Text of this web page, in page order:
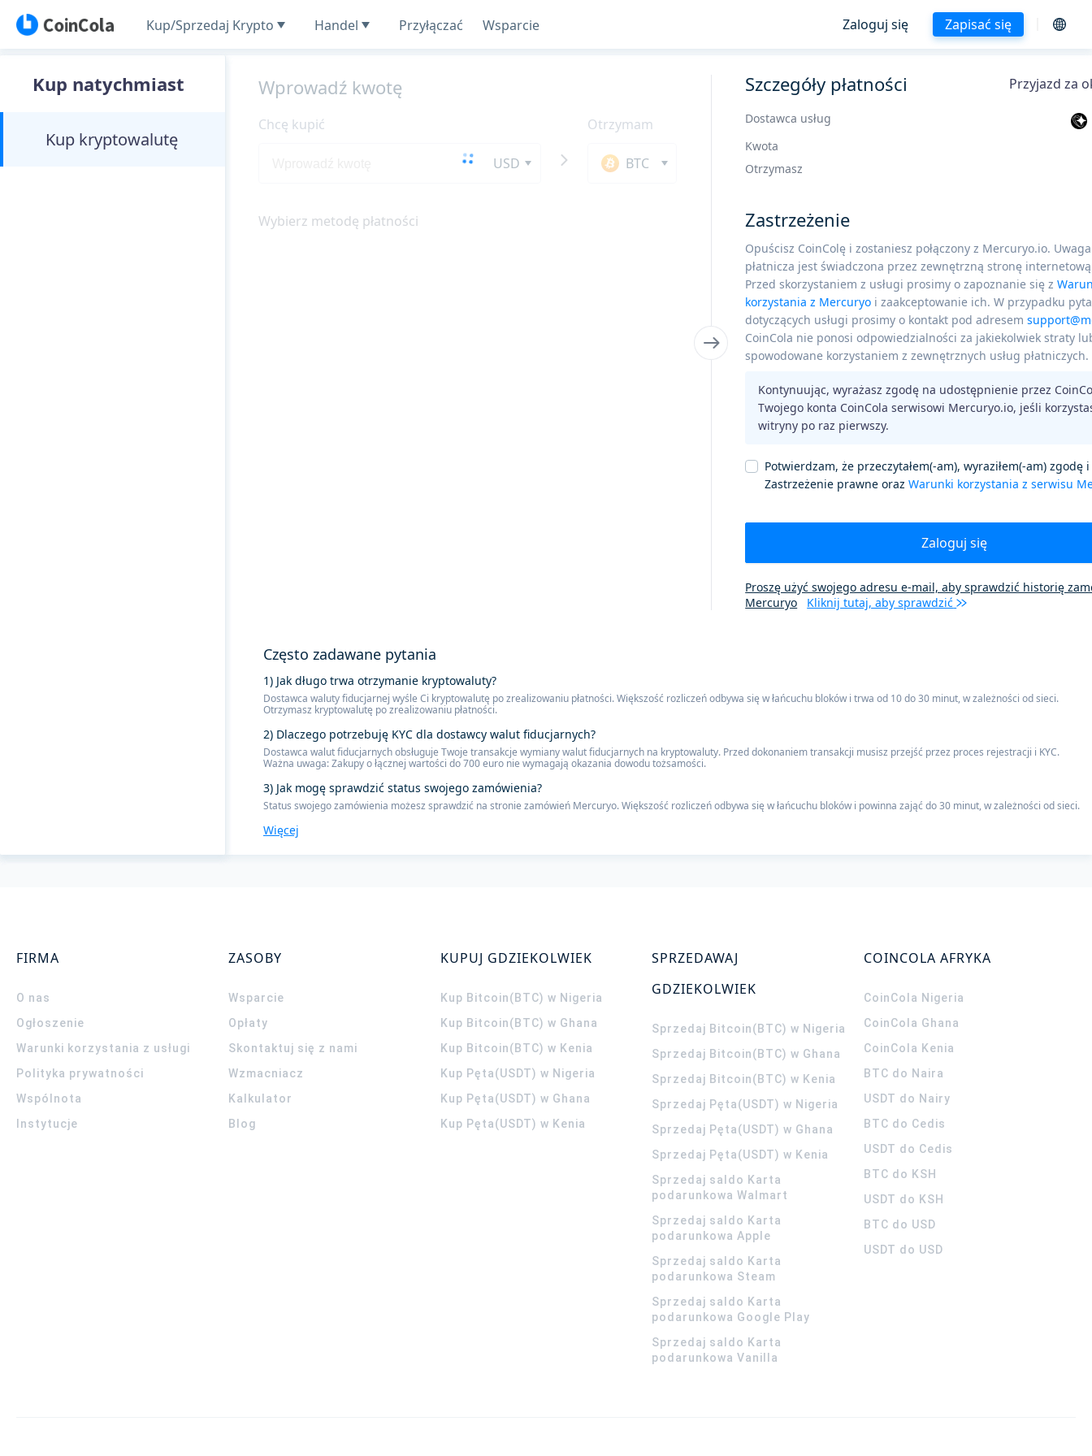
Kup/Sprzedaj Krypto Handel Przyłączać Wsparcie Zaloguj się Zapisać się
Kup natychmiast
Kup kryptowalutę
Wprowadź kwotę
Chcę kupić
USD
Otrzymam
BTC
Wybierz metodę płatności
Szczegóły płatności Przyjazd za
Dostawca usług
Kwota
Otrzymasz
Zastrzeżenie
Opuścisz CoinColę i zostaniesz połączony z Mercuryo.io.
płatnicza jest świadczona przez zewnętrzną stronę
Przed skorzystaniem z usługi prosimy o zapoznanie się z
korzystania z Mercuryo i zaakceptowanie ich. W przypadku
dotyczących usługi prosimy o kontakt pod adresem
CoinCola nie ponosi odpowiedzialności za jakiekolwiek straty
spowodowane korzystaniem z zewnętrznych usług płatniczych.
Kontynuując, wyrażasz zgodę na udostępnienie przez
Twojego konta CoinCola serwisowi Mercuryo.io, jeśli
witryny po raz pierwszy.
Potwierdzam, że przeczytałem(-am), wyraziłem(-am) zgodę
Zastrzeżenie prawne orazWarunki korzystania z serwisu
Zaloguj się
Proszę użyć swojego adresu e-mail, aby sprawdzić historię
Mercuryo
Kliknij tutaj, aby sprawdzić
Często zadawane pytania
1) Jak długo trwa otrzymanie kryptowaluty?
Dostawca waluty fiducjarnej wyśle ​​Ci kryptowalutę po zrealizowaniu płatności. Większość rozliczeń odbywa się w łańcuchu bloków i trwa od 10 do 30 minut, w zależności od sieci.
Otrzymasz kryptowalutę po zrealizowaniu płatności.
2) Dlaczego potrzebuję KYC dla dostawcy walut fiducjarnych?
Dostawca walut fiducjarnych obsługuje Twoje transakcje wymiany walut fiducjarnych na kryptowaluty. Przed dokonaniem transakcji musisz przejść przez proces rejestracji i KYC.
Ważna uwaga: Zakupy o łącznej wartości do 700 euro nie wymagają okazania dowodu tożsamości.
3) Jak mogę sprawdzić status swojego zamówienia?
Status swojego zamówienia możesz sprawdzić na stronie zamówień Mercuryo. Większość rozliczeń odbywa się w łańcuchu bloków i powinna zająć do 30 minut, w zależności od sieci.
Więcej
FIRMA
O nas
Ogłoszenie
Warunki korzystania z usługi
Polityka prywatności
Wspólnota
Instytucje
ZASOBY
Wsparcie
Opłaty
Skontaktuj się z nami
Wzmacniacz
Kalkulator
Blog
KUPUJ GDZIEKOLWIEK
Kup Bitcoin(BTC) w Nigeria
Kup Bitcoin(BTC) w Ghana
Kup Bitcoin(BTC) w Kenia
Kup Pęta(USDT) w Nigeria
Kup Pęta(USDT) w Ghana
Kup Pęta(USDT) w Kenia
SPRZEDAWAJ
GDZIEKOLWIEK
Sprzedaj Bitcoin(BTC) w Nigeria
Sprzedaj Bitcoin(BTC) w Ghana
Sprzedaj Bitcoin(BTC) w Kenia
Sprzedaj Pęta(USDT) w Nigeria
Sprzedaj Pęta(USDT) w Ghana
Sprzedaj Pęta(USDT) w Kenia
Sprzedaj saldo Karta
podarunkowa Walmart
Sprzedaj saldo Karta
podarunkowa Apple
Sprzedaj saldo Karta
podarunkowa Steam
Sprzedaj saldo Karta
podarunkowa Google Play
Sprzedaj saldo Karta
podarunkowa Vanilla
COINCOLA AFRYKA
CoinCola Nigeria
CoinCola Ghana
CoinCola Kenia
BTC do Naira
USDT do Nairy
BTC do Cedis
USDT do Cedis
BTC do KSH
USDT do KSH
BTC do USD
USDT do USD